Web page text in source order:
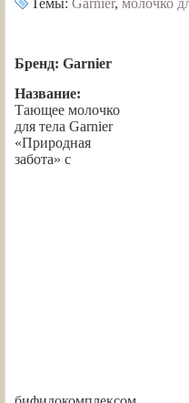
Бренд: Garnier
Название:
Тающее молочко
для тела Garnier
«Природная
забота» с